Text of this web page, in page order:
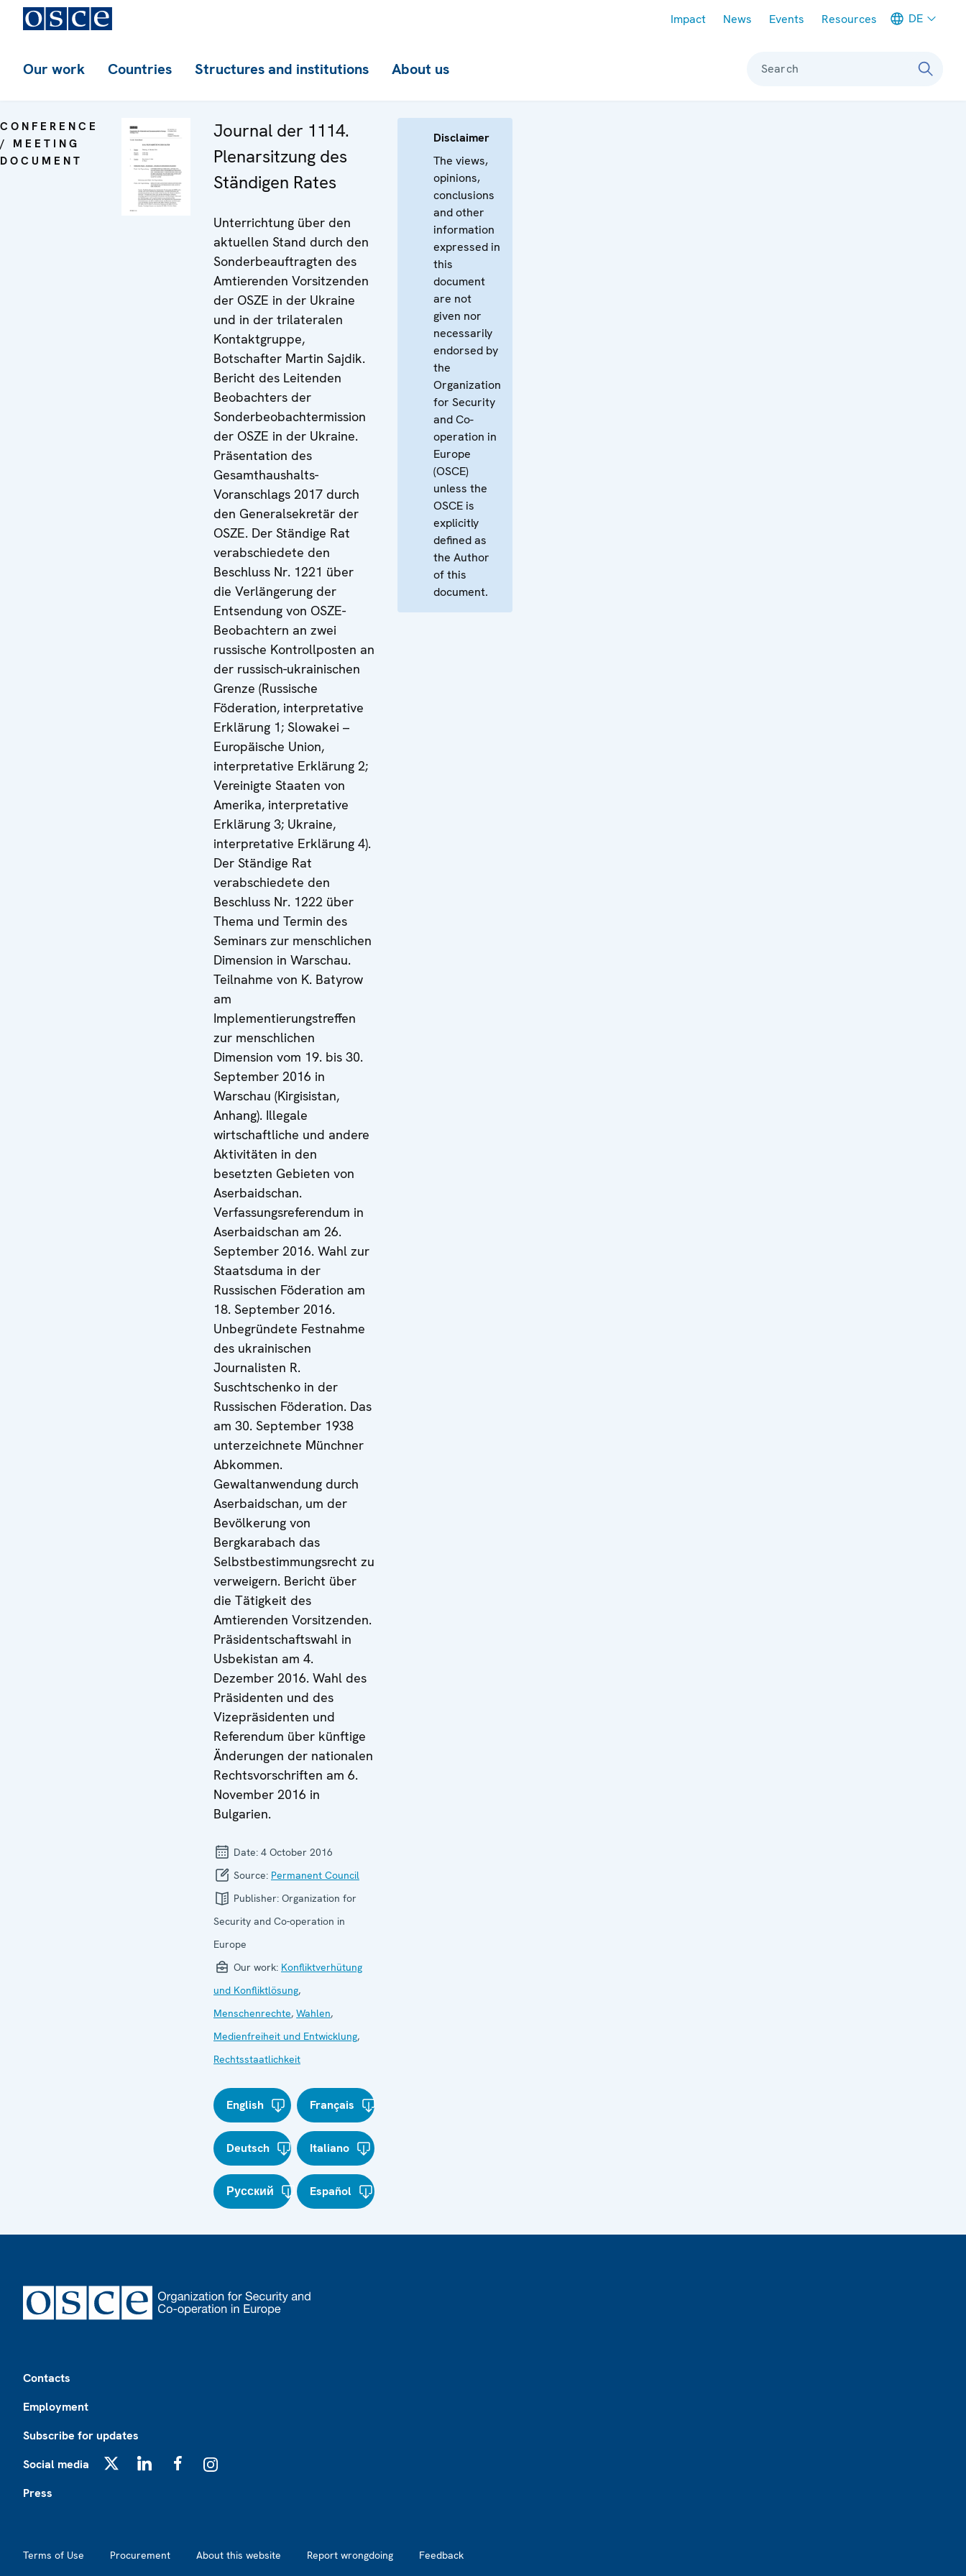
Impact News Events Resources DE
Our work Countries Structures and institutions About us Search
CONFERENCE
/ MEETING
DOCUMENT
Journal der 1114.
Plenarsitzung des
Ständigen Rates
Unterrichtung über den
aktuellen Stand durch den
Sonderbeauftragten des
Amtierenden Vorsitzenden
der OSZE in der Ukraine
und in der trilateralen
Kontaktgruppe,
Botschafter Martin Sajdik.
Bericht des Leitenden
Beobachters der
Sonderbeobachtermission
der OSZE in der Ukraine.
Präsentation des
Gesamthaushalts-
Voranschlags 2017 durch
den Generalsekretär der
OSZE. Der Ständige Rat
verabschiedete den
Beschluss Nr. 1221 über
die Verlängerung der
Entsendung von OSZE-
Beobachtern an zwei
russische Kontrollposten an
der russisch-ukrainischen
Grenze (Russische
Föderation, interpretative
Erklärung 1; Slowakei –
Europäische Union,
interpretative Erklärung 2;
Vereinigte Staaten von
Amerika, interpretative
Erklärung 3; Ukraine,
interpretative Erklärung 4).
Der Ständige Rat
verabschiedete den
Beschluss Nr. 1222 über
Thema und Termin des
Seminars zur menschlichen
Dimension in Warschau.
Teilnahme von K. Batyrow
am
Implementierungstreffen
zur menschlichen
Dimension vom 19. bis 30.
September 2016 in
Warschau (Kirgisistan,
Anhang). Illegale
wirtschaftliche und andere
Aktivitäten in den
besetzten Gebieten von
Aserbaidschan.
Verfassungsreferendum in
Aserbaidschan am 26.
September 2016. Wahl zur
Staatsduma in der
Russischen Föderation am
18. September 2016.
Unbegründete Festnahme
des ukrainischen
Journalisten R.
Suschtschenko in der
Russischen Föderation. Das
am 30. September 1938
unterzeichnete Münchner
Abkommen.
Gewaltanwendung durch
Aserbaidschan, um der
Bevölkerung von
Bergkarabach das
Selbstbestimmungsrecht zu
verweigern. Bericht über
die Tätigkeit des
Amtierenden Vorsitzenden.
Präsidentschaftswahl in
Usbekistan am 4.
Dezember 2016. Wahl des
Präsidenten und des
Vizepräsidenten und
Referendum über künftige
Änderungen der nationalen
Rechtsvorschriften am 6.
November 2016 in
Bulgarien.
Date: 4 October 2016
Source: Permanent Council
Publisher: Organization for
Security and Co-operation in
Europe
Our work: Konfliktverhütung
und Konfliktlösung,
Menschenrechte, Wahlen,
Medienfreiheit und Entwicklung,
Rechtsstaatlichkeit
English Français
Deutsch Italiano
Русский Español
Disclaimer
The views,
opinions,
conclusions
and other
information
expressed in
this
document
are not
given nor
necessarily
endorsed by
the
Organization
for Security
and Co-
operation in
Europe
(OSCE)
unless the
OSCE is
explicitly
defined as
the Author
of this
document.
Contacts
Employment
Subscribe for updates
Social media
Press
Terms of Use Procurement About this website Report wrongdoing Feedback